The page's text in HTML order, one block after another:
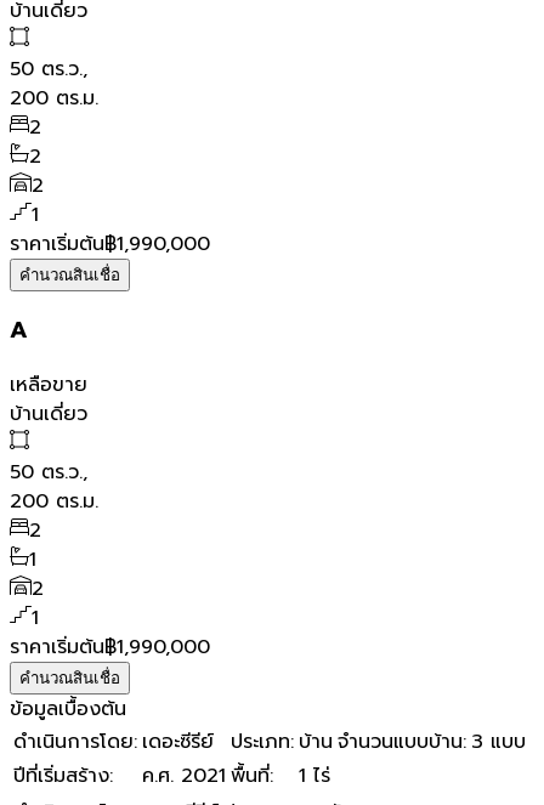
บ้านเดี่ยว
50 ตร.ว.,
200 ตร.ม.
2
2
2
1
ราคาเริ่มต้น฿1,990,000
คำนวณสินเชื่อ
A
เหลือขาย
บ้านเดี่ยว
50 ตร.ว.,
200 ตร.ม.
2
1
2
1
ราคาเริ่มต้น฿1,990,000
คำนวณสินเชื่อ
ข้อมูลเบื้องต้น
ดำเนินการโดย: เดอะซีรีย์ ประเภท: บ้าน จำนวนแบบบ้าน: 3 แบบ
ปีที่เริ่มสร้าง: ค.ศ. 2021 พื้นที่:
1 ไร่